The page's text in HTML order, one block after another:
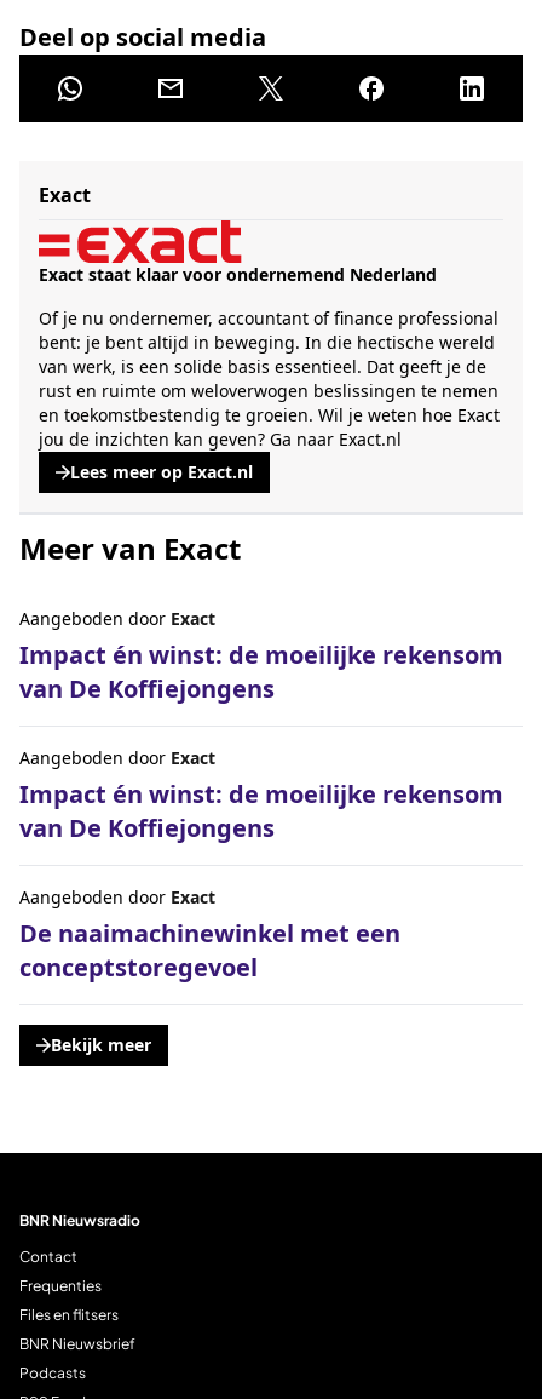
Deel op social media
Exact
Exact staat klaar voor ondernemend Nederland
Of je nu ondernemer, accountant of finance professional
bent: je bent altijd in beweging. In die hectische wereld
van werk, is een solide basis essentieel. Dat geeft je de
rust en ruimte om weloverwogen beslissingen te nemen
en toekomstbestendig te groeien. Wil je weten hoe Exact
jou de inzichten kan geven? Ga naar Exact.nl
Lees meer op Exact.nl
, opent een nieuwe tabblad
Meer van Exact
Impact én winst: de moeilijke rekensom
van De Koffiejongens
Aangeboden door Exact
Impact én winst: de moeilijke rekensom
van De Koffiejongens
Aangeboden door Exact
De naaimachinewinkel met een
conceptstoregevoel
Aangeboden door Exact
Bekijk meer
, opent een nieuwe tabblad
BNR Nieuwsradio
Contact
Frequenties
Files en flitsers
BNR Nieuwsbrief
Podcasts